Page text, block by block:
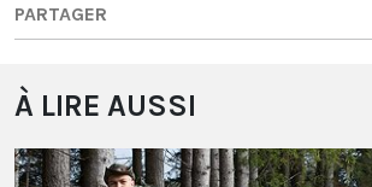
PARTAGER
À LIRE AUSSI